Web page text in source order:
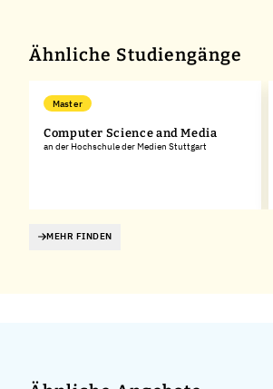
Ähnliche Studiengänge
Master
Computer Science and Media
an der Hochschule der Medien Stuttgart
MEHR FINDEN